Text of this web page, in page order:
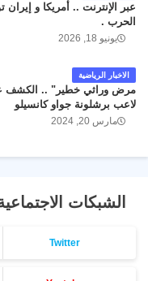
عبر الإنترنت .. أمريكا و إيران
الحرب .
يونيو 18, 2026
الاخبار الرياضية
مرض وراثي خطير" .. الكشف
لاعب برشلونة جواو كانسيلو
مارس 20, 2024
الشبكات
Twitter